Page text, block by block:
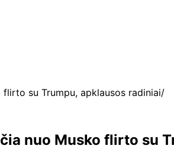
flirto su Trumpu, apklausos radiniai
nuo Musko flirto su